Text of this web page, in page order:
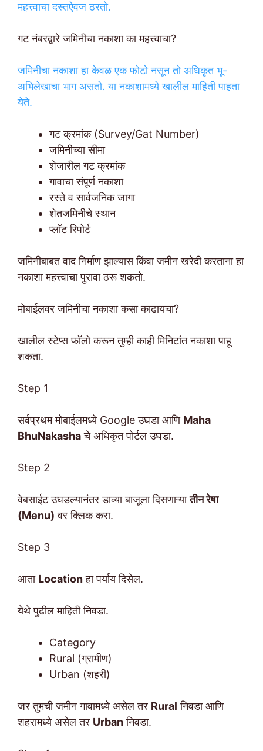
महत्त्वाचा दस्तऐवज ठरतो.
गट नंबरद्वारे जमिनीचा नकाशा का महत्त्वाचा?
जमिनीचा नकाशा हा केवळ एक फोटो नसून तो अधिकृत भू-
अभिलेखाचा भाग असतो. या नकाशामध्ये खालील माहिती पाहता
येते.
गट क्रमांक (Survey/Gat Number)
जमिनीच्या सीमा
शेजारील गट क्रमांक
गावाचा संपूर्ण नकाशा
रस्ते व सार्वजनिक जागा
शेतजमिनीचे स्थान
प्लॉट रिपोर्ट
जमिनीबाबत वाद निर्माण झाल्यास किंवा जमीन खरेदी करताना हा
नकाशा महत्त्वाचा पुरावा ठरू शकतो.
मोबाईलवर जमिनीचा नकाशा कसा काढायचा?
खालील स्टेप्स फॉलो करून तुम्ही काही मिनिटांत नकाशा पाहू
शकता.
Step 1
सर्वप्रथम मोबाईलमध्ये Google उघडा आणि Maha
BhuNakashaचे अधिकृत पोर्टल उघडा.
Step 2
वेबसाईट उघडल्यानंतर डाव्या बाजूला दिसणाऱ्यातीन रेषा
(Menu) वर क्लिक करा.
Step 3
आता Locationहा पर्याय दिसेल.
येथे पुढील माहिती निवडा.
Category
Rural (ग्रामीण)
Urban (शहरी)
जर तुमची जमीन गावामध्ये असेल तर Rural निवडा आणि
शहरामध्ये असेल तर Urbanनिवडा.